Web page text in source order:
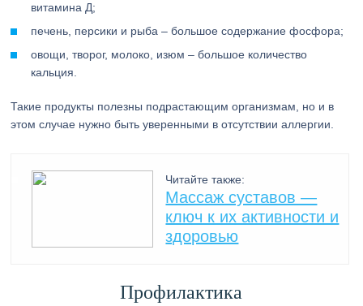
витамина Д;
печень, персики и рыба – большое содержание фосфора;
овощи, творог, молоко, изюм – большое количество
кальция.
Такие продукты полезны подрастающим организмам, но и в
этом случае нужно быть уверенными в отсутствии аллергии.
Читайте также:
Массаж суставов —
ключ к их активности и
здоровью
Профилактика